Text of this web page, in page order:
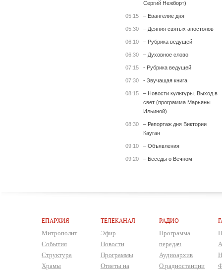
Сергий Нежборт)
05:15 – Евангелие дня
05:30 – Деяния святых апостолов
06:10 – Рубрика ведущей
06:30 – Духовное слово
07:15 - Рубрика ведущей
07:30 - Звучащая книга
08:15
– Новости культуры. Выход в
свет (программа Марьяны
Ильиной)
08:30
– Репортаж дня Виктории
Кауган
09:10 – Объявления
09:20 – Беседы о Вечном
ЕПАРХИЯ
Митрополит
События
Структура
Храмы
ТЕЛЕКАНАЛ
Эфир
Новости
Программы
Ответы на
РАДИО
Программа
передач
Аудиоархив
О радиостанции